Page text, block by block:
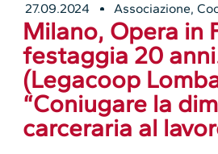
27.09.2024 Associazione,
Milano, Opera in
festaggia 20
(Legacoop
“Coniugare la
carceraria al